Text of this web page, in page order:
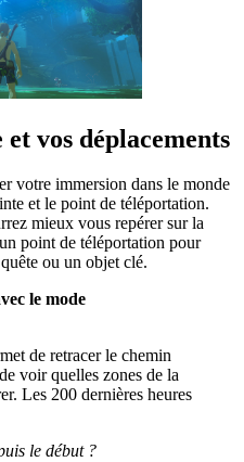
vos déplacements
votre immersion dans le monde
et le point de téléportation.
mieux vous repérer sur la
point de téléportation pour
ou un objet clé.
le mode
de retracer le chemin
voir quelles zones de la
Les 200 dernières heures
le début ?